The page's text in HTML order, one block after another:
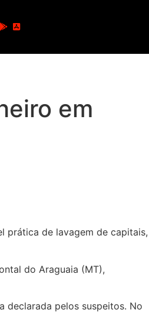
em
prática de lavagem de capitais,
do Araguaia (MT),
declarada pelos suspeitos. No